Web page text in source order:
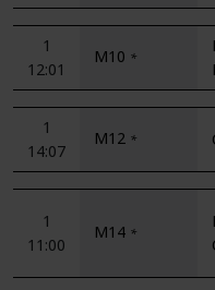
1
12:01
M10 *
1
14:07
M12 *
1
11:00
M14 *